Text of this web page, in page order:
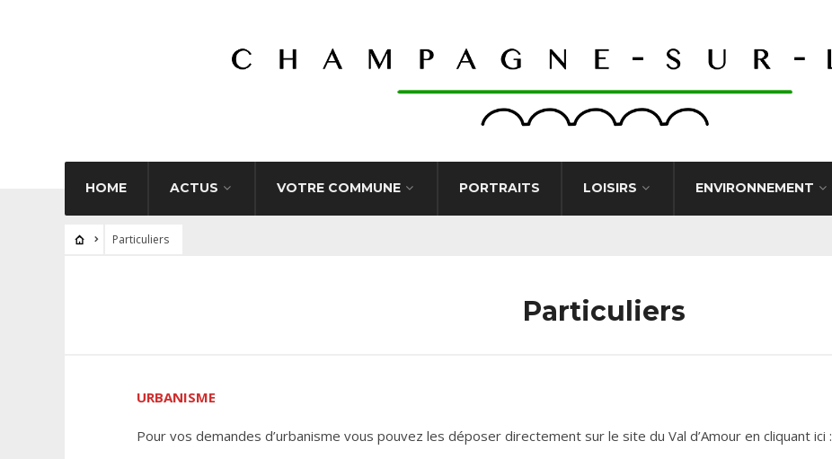
HOME ACTUS VOTRE COMMUNE PORTRAITS LOISIRS ENVIRONNEMENT
Particuliers
Particuliers
URBANISME
Pour vos demandes d’urbanisme vous pouvez les déposer directement sur le site du Val d’Amour en cliquant ici :